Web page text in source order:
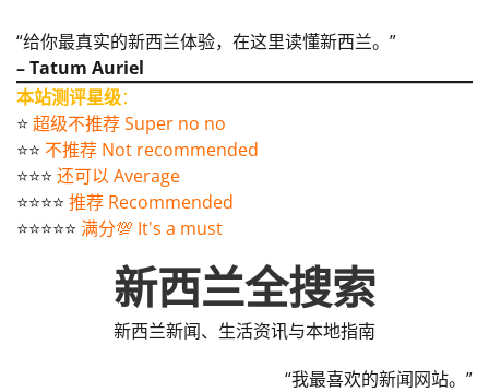
“给你最真实的新西兰体验，在这里读懂新西兰。”
– Tatum Auriel
本站测评星级：
⭐️ 超级不推荐 Super no no
⭐️⭐️ 不推荐 Not recommended
⭐️⭐️⭐️ 还可以 Average
⭐️⭐️⭐️⭐️ 推荐 Recommended
⭐️⭐️⭐️⭐️⭐️ 满分💯 It's a must
新西兰全搜索
新西兰新闻、生活资讯与本地指南
“我最喜欢的新闻网站。”